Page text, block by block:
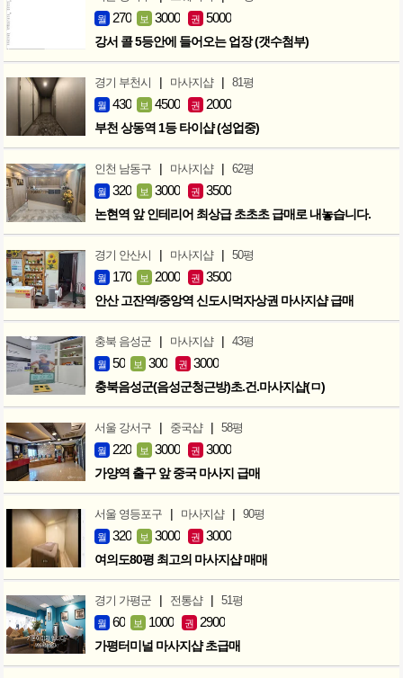
월 270 보 3000 권 5000
강서 콜 5등안에 들어오는 업장 (갯수첨부)
경기 부천시 | 마사지샵 | 81평
월 430 보 4500 권 2000
부천 상동역 1등 타이샵 (성업중)
인천 남동구 | 마사지샵 | 62평
월 320 보 3000 권 3500
논현역 앞 인테리어 최상급 초초초 급매로 내놓습니다.
경기 안산시 | 마사지샵 | 50평
월 170 보 2000 권 3500
안산 고잔역/중앙역 신도시먹자상권 마사지샵 급매
충북 음성군 | 마사지샵 | 43평
월 50 보 300 권 3000
충북음성군(음성군청근방)초.건.마사지샵(ㅁ)
서울 강서구 | 중국샵 | 58평
월 220 보 3000 권 3000
가양역 출구 앞 중국 마사지 급매
서울 영등포구 | 마사지샵 | 90평
월 320 보 3000 권 3000
여의도80평 최고의 마사지샵 매매
경기 가평군 | 전통샵 | 51평
월 60 보 1000 권 2900
가평터미널 마사지샵 초급매